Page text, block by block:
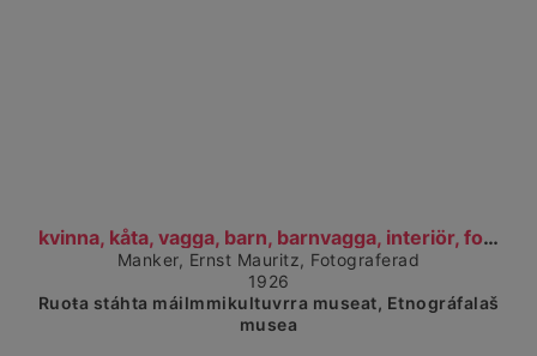
kvinna, kåta, vagga, barn, barnvagga, interiör, fo...
Čájet dárkkes dieđuid
Manker, Ernst Mauritz, Fotograferad
1926
Ruoŧa stáhta máilmmikultuvrra museat, Etnográfalaš
musea